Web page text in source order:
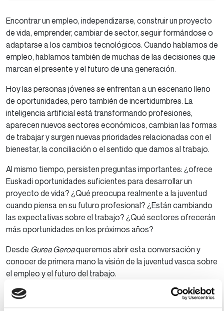
Encontrar un empleo, independizarse, construir un proyecto
de vida, emprender, cambiar de sector, seguir formándose o
adaptarse a los cambios tecnológicos. Cuando hablamos de
empleo, hablamos también de muchas de las decisiones que
marcan el presente y el futuro de una generación.
Hoy las personas jóvenes se enfrentan a un escenario lleno
de oportunidades, pero también de incertidumbres. La
inteligencia artificial está transformando profesiones,
aparecen nuevos sectores económicos, cambian las formas
de trabajar y surgen nuevas prioridades relacionadas con el
bienestar, la conciliación o el sentido que damos al trabajo.
Al mismo tiempo, persisten preguntas importantes: ¿ofrece
Euskadi oportunidades suficientes para desarrollar un
proyecto de vida? ¿Qué preocupa realmente a la juventud
cuando piensa en su futuro profesional? ¿Están cambiando
las expectativas sobre el trabajo? ¿Qué sectores ofrecerán
más oportunidades en los próximos años?
Desde Gurea Geroaqueremos abrir esta conversación y
conocer de primera mano la visión de la juventud vasca sobre
el empleo y el futuro del trabajo.
Para ello, hemos preparado una encuesta que aborda
cuestiones como las expectativas laborales, la estabilidad